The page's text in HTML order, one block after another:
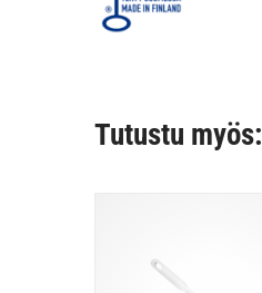
Tutustu myös: